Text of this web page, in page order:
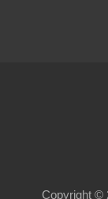
Copyright ©